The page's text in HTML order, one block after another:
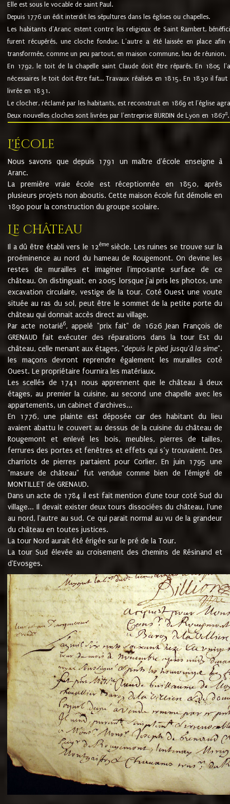
Elle est sous le vocable de saint Paul.
Depuis 1776 un édit interdit les sépultures dans les églises ou chapelles.
Les habitants d'Aranc estent contre les religieux de Saint Rambert,
furent récupérés, une cloche fondue. L'autre a été laissée en place
transformée, comme un peu partout, en maison commune, lieu de réunion.
En 1792, le toit de la chapelle saint Claude doit être réparés. En 1805
nécessaires le toit doit être fait... Travaux réalisés en 1815. En 1830 il
livrée en 1831.
Le clocher, réclamé par les habitants, est reconstruit en 1869 et l'église
Deux nouvelles cloches sont livrées par l'entreprise BURDIN de Lyon en 18678.
L'école
Nous savons que depuis 1791 un maître d'école enseigne à
Aranc.
La première vraie école est réceptionnée en 1850, après
plusieurs projets non aboutis. Cette maison école fut démolie en
1890 pour la construction du groupe scolaire.
Le château
Il a dû être établi vers le 12èmesiècle. Les ruines se trouve sur la
proéminence au nord du hameau de Rougemont. On devine les
restes de murailles et imaginer l'imposante surface de ce
château. On distinguait, en 2005 lorsque j'ai pris les photos, une
excavation circulaire, vestige de la tour. Coté Ouest une voute
située au ras du sol, peut être le sommet de la petite porte du
château qui donnait accès direct au village.
Par acte notarié6, appelé "prix fait" de 1626 Jean François de
GRENAUD fait exécuter des réparations dans la tour Est du
château, celle menant aux étages, "depuis le pied jusqu'à la sime".
les maçons devront reprendre également les murailles coté
Ouest. Le propriétaire fournira les matériaux.
Les scellés de 1741 nous apprennent que le château à deux
étages, au premier la cuisine, au second une chapelle avec les
appartements, un cabinet d'archives...
En 1776, une plainte est déposée car des habitant du lieu
avaient abattu le couvert au dessus de la cuisine du château de
Rougemont et enlevé les bois, meubles, pierres de tailles,
ferrures des portes et fenêtres et effets qui s’y trouvaient. Des
charriots de pierres partaient pour Corlier. En juin 1795 une
"masure de château" fut vendue comme bien de l'émigré de
MONTILLET de GRENAUD.
Dans un acte de 1784 il est fait mention d'une tour coté Sud du
village... Il devait exister deux tours dissociées du château, l'une
au nord, l'autre au sud. Ce qui parait normal au vu de la grandeur
du château en toutes justices.
La tour Nord aurait été érigée sur le pré de la Tour.
La tour Sud élevée au croisement des chemins de Résinand et
d'Evosges.